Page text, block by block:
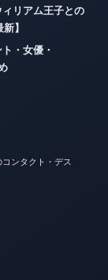
リアム王子との
】
・女優・
ンタクト・デス